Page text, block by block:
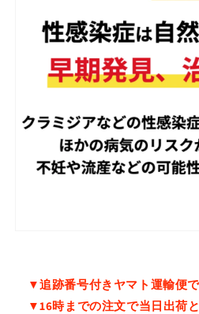
▼追跡番号付きヤマト運輸便で
▼16時までの注文で当日出荷と